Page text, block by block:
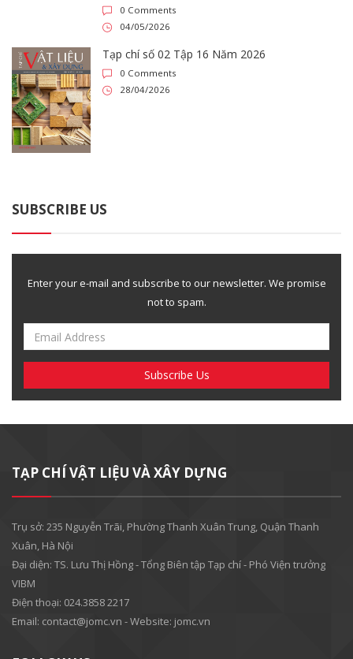
0 Comments
04/05/2026
Tạp chí số 02 Tập 16 Năm 2026
0 Comments
28/04/2026
SUBSCRIBE US
Enter your e-mail and subscribe to our newsletter. We promise
not to spam.
TẠP CHÍ VẬT LIỆU VÀ XÂY DỰNG
Trụ sở: 235 Nguyễn Trãi, Phường Thanh Xuân Trung, Quận Thanh
Xuân, Hà Nội
Đại diện: TS. Lưu Thị Hồng - Tổng Biên tập Tạp chí - Phó Viện trưởng
VIBM
Điện thoại: 024.3858 2217
Email: contact@jomc.vn - Website: jomc.vn